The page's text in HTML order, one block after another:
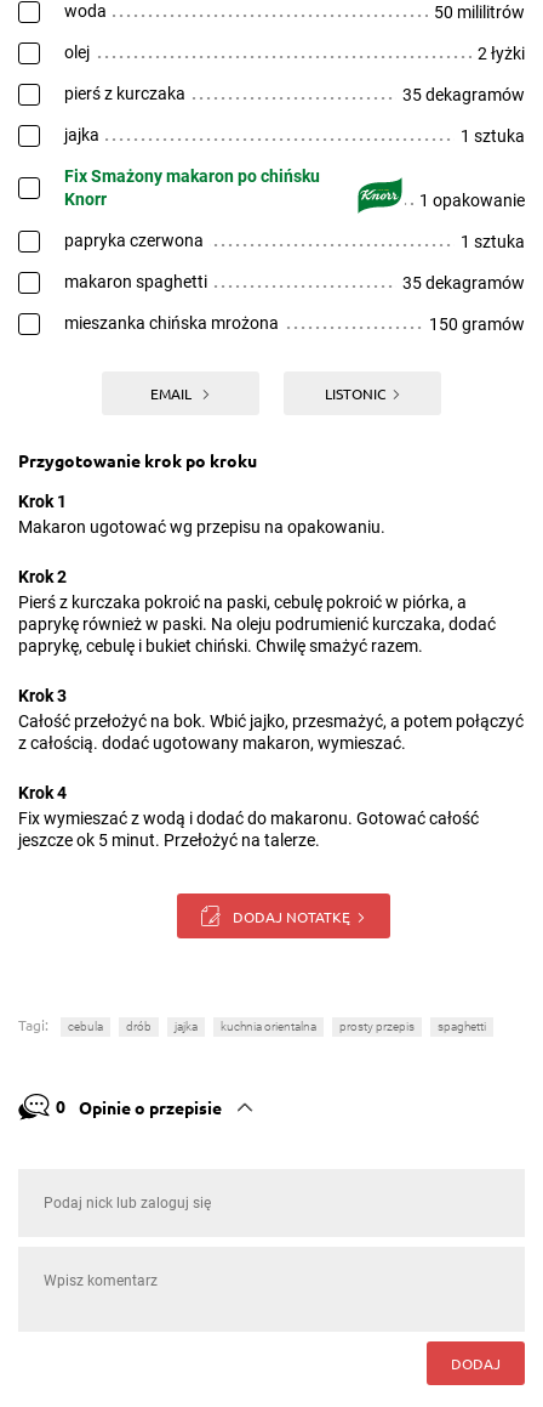
woda 50 mililitrów
olej 2 łyżki
pierś z kurczaka 35 dekagramów
jajka 1 sztuka
Fix Smażony makaron po chińsku
Knorr
1 opakowanie
papryka czerwona 1 sztuka
makaron spaghetti 35 dekagramów
mieszanka chińska mrożona 150 gramów
EMAIL LISTONIC
Przygotowanie krok po kroku
Krok 1
Makaron ugotować wg przepisu na opakowaniu.
Krok 2
Pierś z kurczaka pokroić na paski, cebulę pokroić w piórka, a
paprykę również w paski. Na oleju podrumienić kurczaka, dodać
paprykę, cebulę i bukiet chiński. Chwilę smażyć razem.
Krok 3
Całość przełożyć na bok. Wbić jajko, przesmażyć, a potem połączyć
z całością. dodać ugotowany makaron, wymieszać.
Krok 4
Fix wymieszać z wodą i dodać do makaronu. Gotować całość
jeszcze ok 5 minut. Przełożyć na talerze.
DODAJ NOTATKĘ
Tagi: cebula drób jajka kuchnia orientalna prosty przepis spaghetti
0 Opinie o przepisie
DODAJ